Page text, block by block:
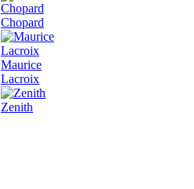
Chopard
Maurice
Lacroix
Zenith